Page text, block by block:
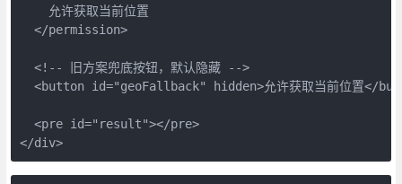
    允许获取当前位置
  </permission>
  <!-- 旧方案兜底按钮，默认隐藏 -->
<button id="geoFallback" hidden>允许获取当前位置</
  <pre id="result"></pre>
</div>